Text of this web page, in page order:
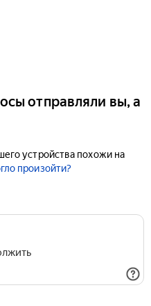
отправляли вы, а
устройства похожи на
произойти?